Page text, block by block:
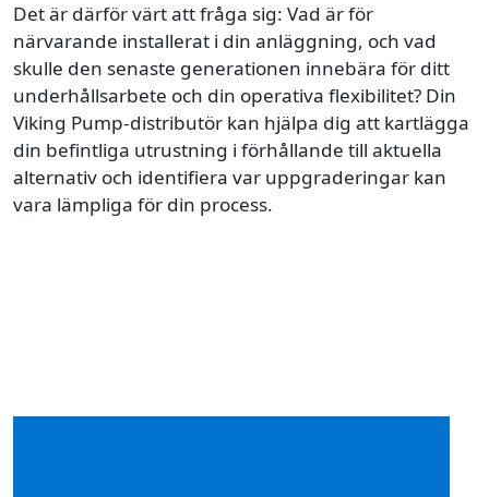
Det är därför värt att fråga sig: Vad är för
närvarande installerat i din anläggning, och vad
skulle den senaste generationen innebära för ditt
underhållsarbete och din operativa flexibilitet? Din
Viking Pump-distributör kan hjälpa dig att kartlägga
din befintliga utrustning i förhållande till aktuella
alternativ och identifiera var uppgraderingar kan
vara lämpliga för din process.